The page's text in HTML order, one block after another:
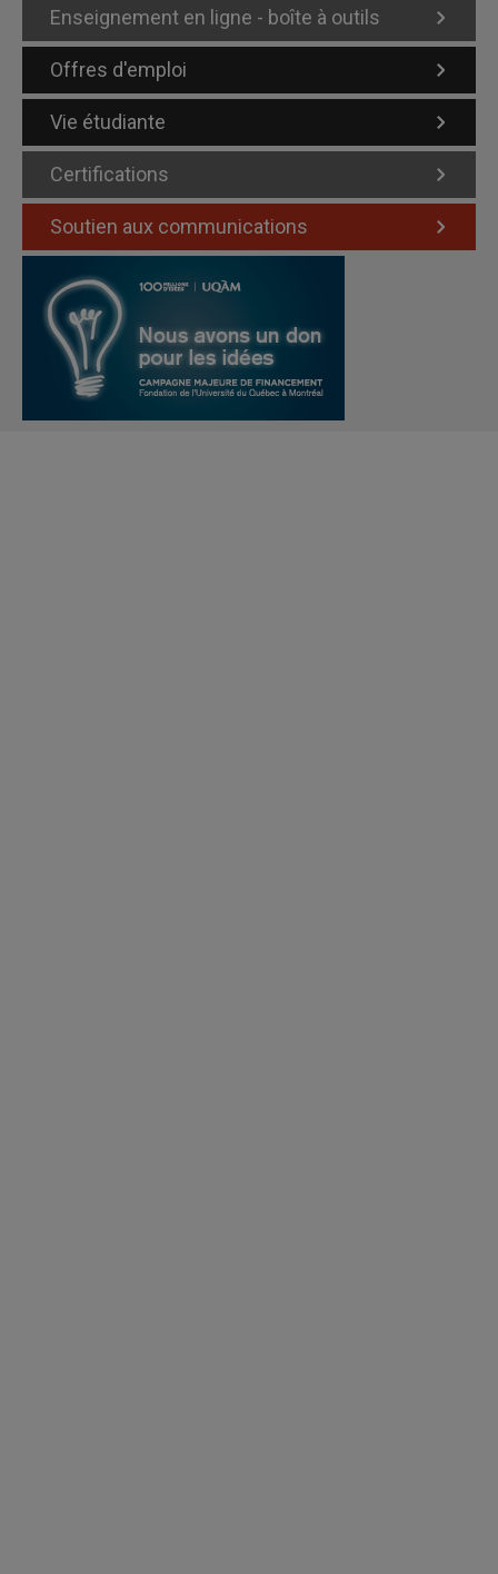
Enseignement en ligne - boîte à outils
Offres d'emploi
Vie étudiante
Certifications
Soutien aux communications